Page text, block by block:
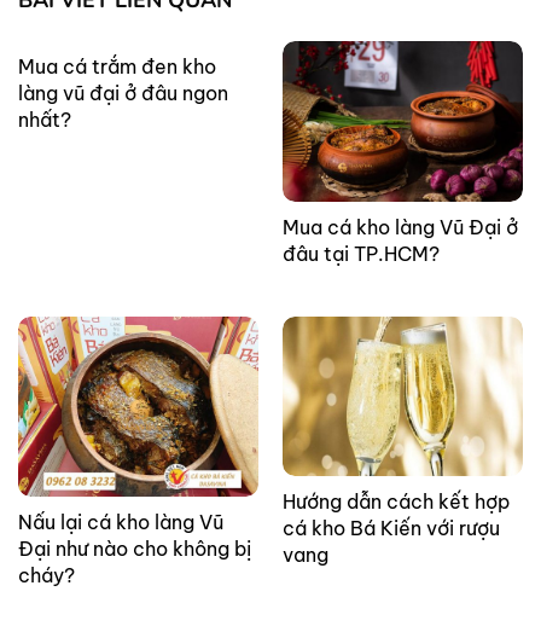
Mua cá trắm đen kho
làng vũ đại ở đâu ngon
nhất?
Mua cá kho làng Vũ Đại ở
đâu tại TP.HCM?
Nấu lại cá kho làng Vũ
Đại như nào cho không bị
cháy?
Hướng dẫn cách kết hợp
cá kho Bá Kiến với rượu
vang